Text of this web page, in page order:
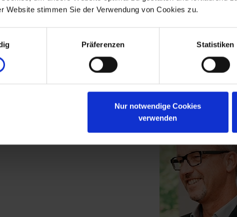
Website stimmen Sie der Verwendung von Cookies zu.
Präferenzen Statistiken
Nur notwendige Cookies
verwenden